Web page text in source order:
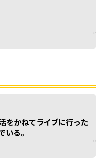
をかねてライブに行った
いる。